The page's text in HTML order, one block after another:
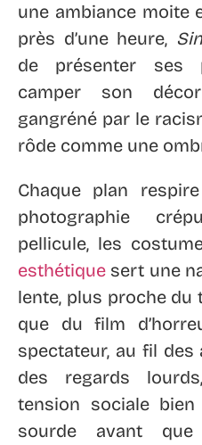
une ambiance moite
près d’une heure,
de présenter ses
camper son
gangréné par le
rôde comme une
Chaque plan
photographie
pellicule, les
esthétique sert une
lente, plus proche
que du film
spectateur, au fil
des regards
tension sociale
sourde avant